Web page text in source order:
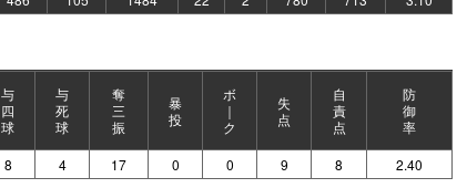
与
四
球
与
死
球
奪
三
振
暴
投
ボ
｜
ク
失
点
自
責
点
防
御
率
8 4 17 0 0 9 8 2.40